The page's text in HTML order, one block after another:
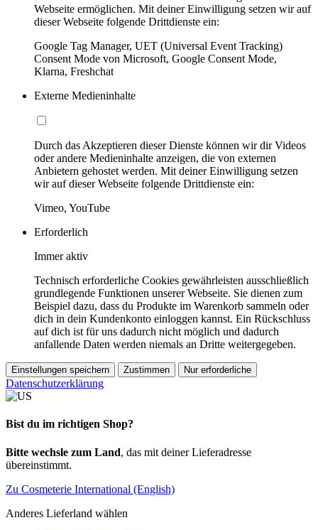
Webseite ermöglichen. Mit deiner Einwilligung setzen wir auf
dieser Webseite folgende Drittdienste ein:
Google Tag Manager, UET (Universal Event Tracking)
Consent Mode von Microsoft, Google Consent Mode,
Klarna, Freshchat
Externe Medieninhalte
Durch das Akzeptieren dieser Dienste können wir dir Videos
oder andere Medieninhalte anzeigen, die von externen
Anbietern gehostet werden. Mit deiner Einwilligung setzen
wir auf dieser Webseite folgende Drittdienste ein:
Vimeo, YouTube
Erforderlich
Immer aktiv
Technisch erforderliche Cookies gewährleisten ausschließlich
grundlegende Funktionen unserer Webseite. Sie dienen zum
Beispiel dazu, dass du Produkte im Warenkorb sammeln oder
dich in dein Kundenkonto einloggen kannst. Ein Rückschluss
auf dich ist für uns dadurch nicht möglich und dadurch
anfallende Daten werden niemals an Dritte weitergegeben.
Einstellungen speichern Zustimmen Nur erforderliche
Datenschutzerklärung
Bist du im richtigen Shop?
Bitte wechsle zum Land, das mit deiner Lieferadresse
übereinstimmt.
Zu Cosmeterie International (English)
Anderes Lieferland wählen